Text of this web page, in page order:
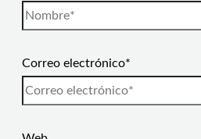
Correo electrónico*